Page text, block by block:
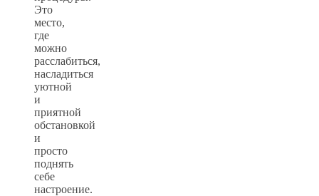
Это
место,
где
можно
расслабиться,
насладиться
уютной
и
приятной
обстановкой
и
просто
поднять
себе
настроение.